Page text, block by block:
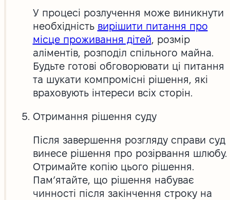
У процесі розлучення може виникнути
необхідність вирішити питання про
місце проживання дітей, розмір
аліментів, розподіл спільного майна.
Будьте готові обговорювати ці питання
та шукати компромісні рішення, які
враховують інтереси всіх сторін.
Отримання рішення суду
Після завершення розгляду справи суд
винесе рішення про розірвання шлюбу.
Отримайте копію цього рішення.
Пам’ятайте, що рішення набуває
чинності після закінчення строку на